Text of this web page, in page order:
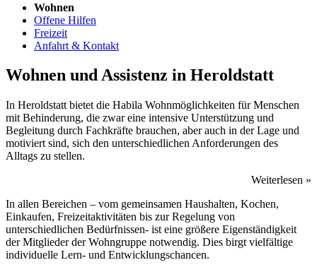
Wohnen
Offene Hilfen
Freizeit
Anfahrt & Kontakt
Wohnen und Assistenz in Heroldstatt
In Heroldstatt bietet die Habila Wohnmöglichkeiten für Menschen
mit Behinderung, die zwar eine intensive Unterstützung und
Begleitung durch Fachkräfte brauchen, aber auch in der Lage und
motiviert sind, sich den unterschiedlichen Anforderungen des
Alltags zu stellen.
Weiterlesen »
In allen Bereichen – vom gemeinsamen Haushalten, Kochen,
Einkaufen, Freizeitaktivitäten bis zur Regelung von
unterschiedlichen Bedürfnissen- ist eine größere Eigenständigkeit
der Mitglieder der Wohngruppe notwendig. Dies birgt vielfältige
individuelle Lern- und Entwicklungschancen.